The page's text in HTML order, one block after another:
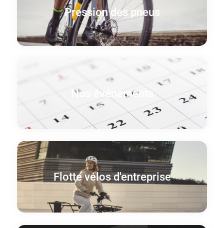
Pression des pneus
Nos événements
Flotte vélos d'entreprise